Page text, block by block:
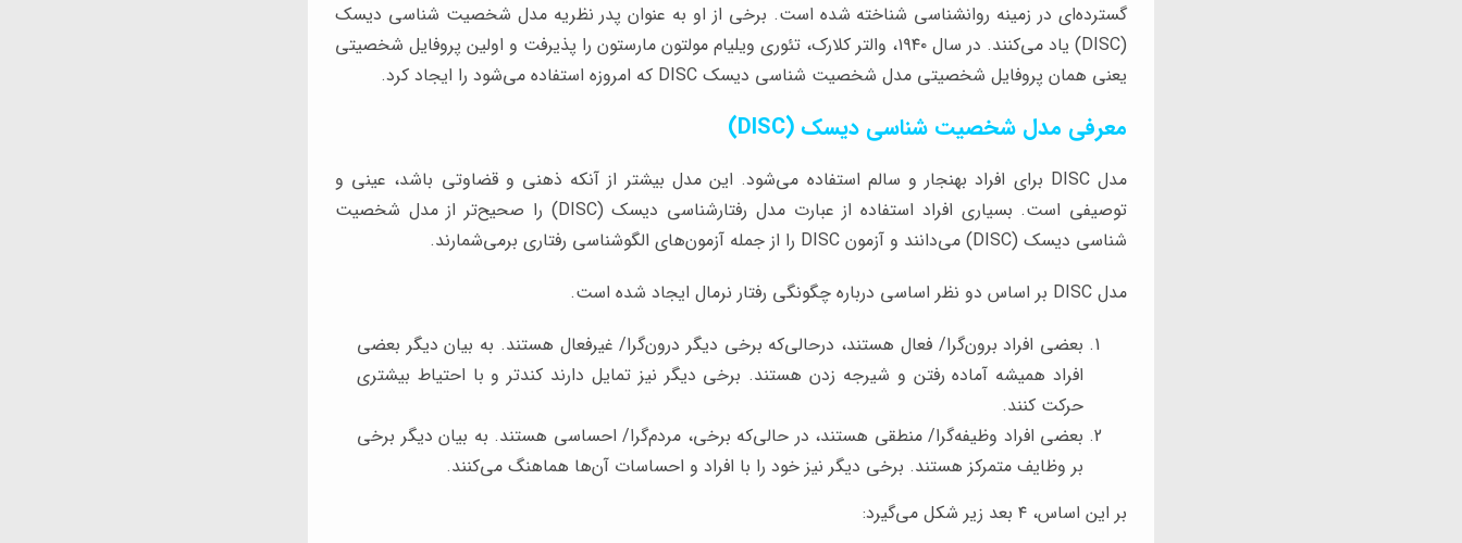
گسترده‌ای در زمینه روانشناسی شناخته شده است. برخی از او به عنوان پدر نظریه مدل شخصیت شناسی دیسک
(DISC) یاد می‌کنند. در سال ۱۹۴۰، والتر کلارک، تئوری ویلیام مولتون مارستون را پذیرفت و اولین پروفایل شخصیتی
یعنی همان پروفایل شخصیتی مدل شخصیت شناسی دیسک DISC که امروزه استفاده می‌شود را ایجاد کرد.
معرفی مدل شخصیت شناسی دیسک (DISC)
مدل DISC برای افراد بهنجار و سالم استفاده می‌شود. این مدل بیشتر از آنکه ذهنی و قضاوتی باشد، عینی و
توصیفی است. بسیاری افراد استفاده از عبارت مدل رفتارشناسی دیسک (DISC) را صحیح‌تر از مدل شخصیت
شناسی دیسک (DISC) می‌دانند و آزمون DISC را از جمله آزمون‌های الگوشناسی رفتاری برمی‌شمارند.
مدل DISC بر اساس دو نظر اساسی درباره چگونگی رفتار نرمال ایجاد شده است.
بعضی افراد برون‌گرا/ فعال هستند، درحالی‌که برخی دیگر درون‌گرا/ غیرفعال هستند. به بیان دیگر بعضی
افراد همیشه آماده رفتن و شیرجه زدن هستند. برخی دیگر نیز تمایل دارند کندتر و با احتیاط بیشتری
حرکت کنند.
بعضی افراد وظیفه‌گرا/ منطقی هستند، در حالی‌که برخی، مردم‌گرا/ احساسی هستند. به بیان دیگر برخی
بر وظایف متمرکز هستند. برخی دیگر نیز خود را با افراد و احساسات آن‌ها هماهنگ می‌کنند.
بر این اساس، ۴ بعد زیر شکل می‌گیرد: